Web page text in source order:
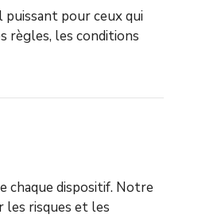
puissant pour ceux qui
règles, les conditions
chaque dispositif. Notre
les risques et les